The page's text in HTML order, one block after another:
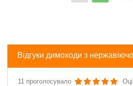
Відгуки димоходи з
11 проголосувало